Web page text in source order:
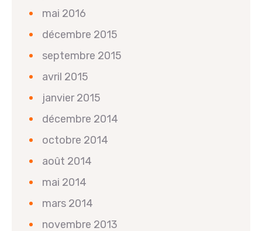
mai 2016
décembre 2015
septembre 2015
avril 2015
janvier 2015
décembre 2014
octobre 2014
août 2014
mai 2014
mars 2014
novembre 2013